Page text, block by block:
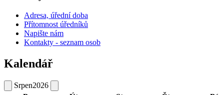
Adresa, úřední doba
Přítomnost úředníků
Napište nám
Kontakty - seznam osob
Kalendář
Srpen2026